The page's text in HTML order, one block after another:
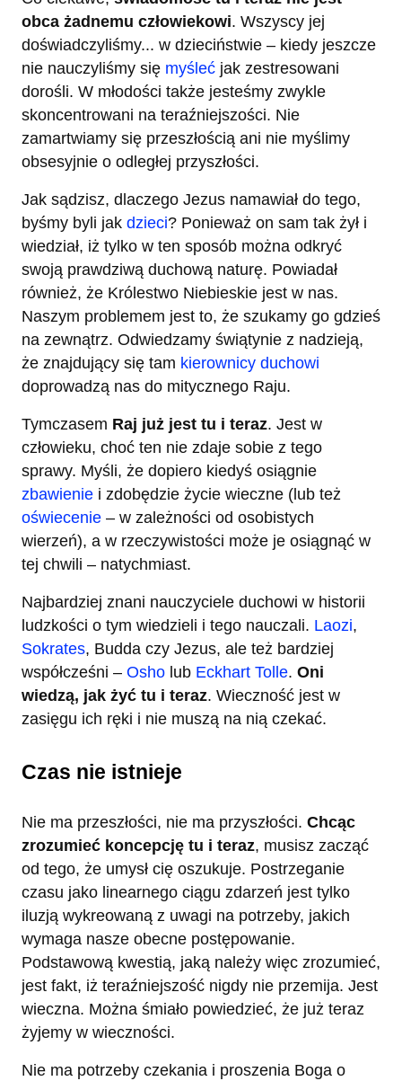
obca żadnemu człowiekowi. Wszyscy jej
doświadczyliśmy... w dzieciństwie – kiedy jeszcze
nie nauczyliśmy się myśleć jak zestresowani
dorośli. W młodości także jesteśmy zwykle
skoncentrowani na teraźniejszości. Nie
zamartwiamy się przeszłością ani nie myślimy
obsesyjnie o odległej przyszłości.
Jak sądzisz, dlaczego Jezus namawiał do tego,
byśmy byli jak dzieci? Ponieważ on sam tak żył i
wiedział, iż tylko w ten sposób można odkryć
swoją prawdziwą duchową naturę. Powiadał
również, że Królestwo Niebieskie jest w nas.
Naszym problemem jest to, że szukamy go gdzieś
na zewnątrz. Odwiedzamy świątynie z nadzieją,
że znajdujący się tam kierownicy duchowi
doprowadzą nas do mitycznego Raju.
Tymczasem Raj już jest tu i teraz. Jest w
człowieku, choć ten nie zdaje sobie z tego
sprawy. Myśli, że dopiero kiedyś osiągnie
zbawienie i zdobędzie życie wieczne (lub też
oświecenie – w zależności od osobistych
wierzeń), a w rzeczywistości może je osiągnąć w
tej chwili – natychmiast.
Najbardziej znani nauczyciele duchowi w historii
ludzkości o tym wiedzieli i tego nauczali. Laozi,
Sokrates, Budda czy Jezus, ale też bardziej
współcześni – Osho lub Eckhart Tolle. Oni
wiedzą, jak żyć tu i teraz. Wieczność jest w
zasięgu ich ręki i nie muszą na nią czekać.
Czas nie istnieje
Nie ma przeszłości, nie ma przyszłości. Chcąc
zrozumieć koncepcję tu i teraz, musisz zacząć
od tego, że umysł cię oszukuje. Postrzeganie
czasu jako linearnego ciągu zdarzeń jest tylko
iluzją wykreowaną z uwagi na potrzeby, jakich
wymaga nasze obecne postępowanie.
Podstawową kwestią, jaką należy więc zrozumieć,
jest fakt, iż teraźniejszość nigdy nie przemija. Jest
wieczna. Można śmiało powiedzieć, że już teraz
żyjemy w wieczności.
Nie ma potrzeby czekania i proszenia Boga o